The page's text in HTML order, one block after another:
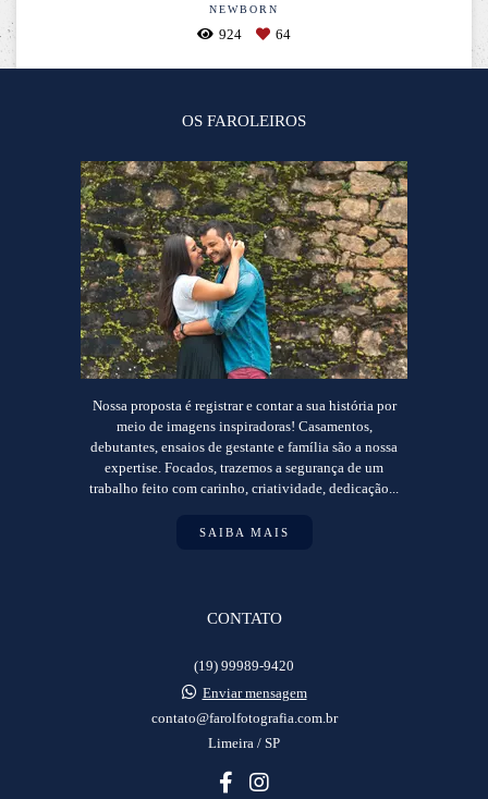
NEWBORN
924 64
OS FAROLEIROS
Nossa proposta é registrar e contar a sua história por
meio de imagens inspiradoras! Casamentos,
debutantes, ensaios de gestante e família são a nossa
expertise. Focados, trazemos a segurança de um
trabalho feito com carinho, criatividade, dedicação...
SAIBA MAIS
CONTATO
(19) 99989-9420
Enviar mensagem
contato@farolfotografia.com.br
Limeira / SP